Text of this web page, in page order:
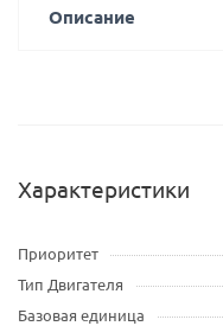
Описание
Характеристики
Приоритет
Тип Двигателя
Базовая единица